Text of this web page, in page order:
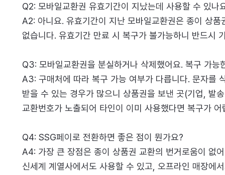
Q2: 모바일교환권 유효기간이 지났는데 사용할 수 있나
A2: 아니요. 유효기간이 지난 모바일교환권은 종이 상
없습니다. 유효기간 만료 시 복구가 불가능하니 반드시
Q3: 모바일교환권을 분실하거나 삭제했어요. 복구 가능
A3: 구매처에 따라 복구 가능 여부가 다릅니다. 문자를
받을 수 있는 경우가 많으니 상품권을 보낸 곳(기업, 발
교환번호가 노출되어 타인이 이미 사용했다면 복구가 어
Q4: SSG페이로 전환하면 좋은 점이 뭔가요?
A4: 가장 큰 장점은 종이 상품권 교환의 번거로움이 없
신세계 계열사에서도 사용할 수 있고, 오프라인 매장에